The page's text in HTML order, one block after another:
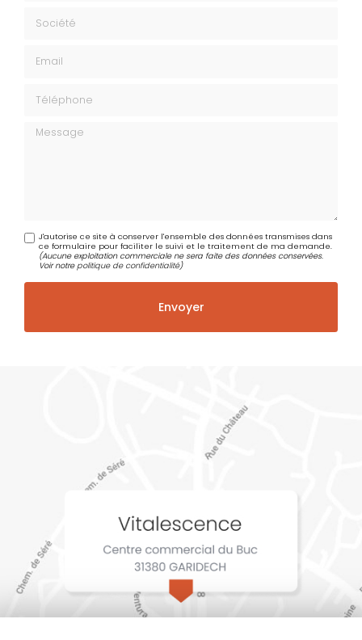
Message
J'autorise ce site à conserver l'ensemble des données transmises dans
ce formulaire pour faciliter le suivi et le traitement de ma demande.
(Aucune exploitation commerciale ne sera faite des données conservées.
Voir notrepolitique de confidentialité)